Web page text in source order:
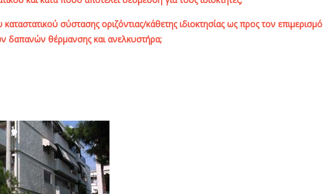
καταστατικού σύστασης οριζόντιας/κάθετης ιδιοκτησίας ως προς τον επιμερισμό
δαπανών θέρμανσης και ανελκυστήρα;